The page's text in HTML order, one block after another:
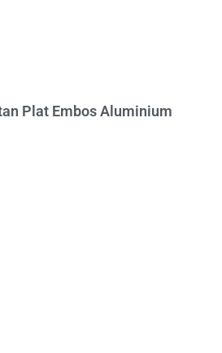
Plat Embos Aluminium